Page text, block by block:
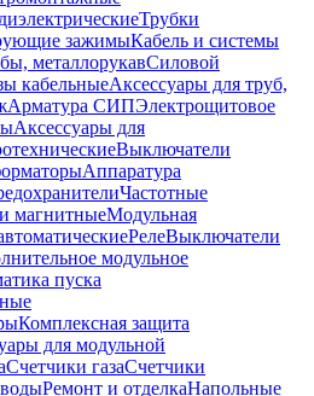
Трубки
зажимыКабель и системы
металлорукавСиловой
кабельныеАксессуары для труб,
Арматура СИПЭлектрощитовое
Аксессуары для
Выключатели
Аппаратура
Частотные
магнитныеМодульная
РелеВыключатели
модульное
пуска
Комплексная защита
для модульной
Счетчики газаСчетчики
Ремонт и отделкаНапольные